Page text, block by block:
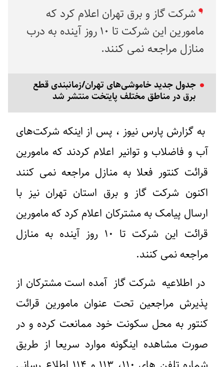
شرکت گاز و برق تهران اعلام کرد که
مامورین این شرکت تا ۱۰ روز آینده به درب
منازل مراجعه نمی کنند.‌
جدول جدید خاموشی‌های تهران/زمانبندی قطع
برق در مناطق مختلف پایتخت منتشر شد
به گزارش پارس نیوز ، پس از اینکه شرکت‌های
آب و فاضلاب و توانیر اعلام کردند که مامورین
قرائت کنتور فعلا به منازل مراجعه نمی کنند
اکنون شرکت گاز و برق استان تهران نیز با
ارسال پیامک به مشترکان اعلام کرد که مامورین
قرائت این شرکت تا ۱۰ روز آینده به منازل
مراجعه نمی کنند.‌
در اطلاعیه شرکت گاز آمده است مشترکان از
پذیرش مراجعین تحت عنوان‌ مامورین قرائت
کنتور به محل سکونت خود ممانعت کرده و در
صورت مشاهده اینگونه موارد سریعا از طریق